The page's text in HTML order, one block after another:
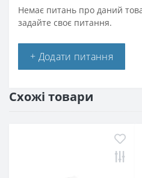
Немає питань про даний
задайте своє питання.
+ Додати питання
Схожі товари